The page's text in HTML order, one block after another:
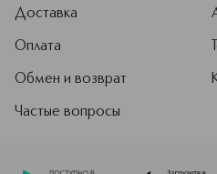
Доставка
Оплата
Обмен и возврат
Частые вопросы